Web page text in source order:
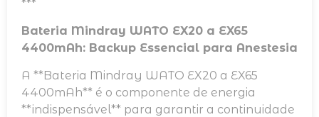
***
Bateria Mindray WATO EX20 a EX65
4400mAh: Backup Essencial para Anestesia
A **Bateria Mindray WATO EX20 a EX65
4400mAh** é o componente de energia
**indispensável** para garantir a continuidade